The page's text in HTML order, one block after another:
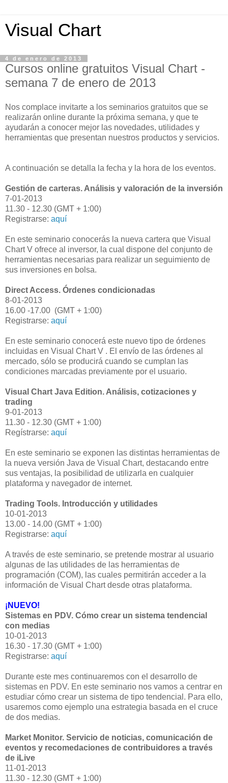
Visual Chart
4 de enero de 2013
Cursos online gratuitos Visual Chart -
semana 7 de enero de 2013
Nos complace invitarte a los seminarios gratuitos que se
realizarán online durante la próxima semana, y que te
ayudarán a conocer mejor las novedades, utilidades y
herramientas que presentan nuestros productos y servicios.
A continuación se detalla la fecha y la hora de los eventos.
Gestión de carteras. Análisis y valoración de la inversión
7-01-2013
11.30 - 12.30 (GMT + 1:00)
Registrarse: aquí
En este seminario conocerás la nueva cartera que Visual
Chart V ofrece al inversor, la cual dispone del conjunto de
herramientas necesarias para realizar un seguimiento de
sus inversiones en bolsa.
Direct Access. Órdenes condicionadas
8-01-2013
16.00 -17.00 (GMT + 1:00)
Registrarse: aquí
En este seminario conocerá este nuevo tipo de órdenes
incluidas en Visual Chart V . El envío de las órdenes al
mercado, sólo se producirá cuando se cumplan las
condiciones marcadas previamente por el usuario.
Visual Chart Java Edition. Análisis, cotizaciones y
trading
9-01-2013
11.30 - 12.30 (GMT + 1:00)
Regístrarse: aquí
En este seminario se exponen las distintas herramientas de
la nueva versión Java de Visual Chart, destacando entre
sus ventajas, la posibilidad de utilizarla en cualquier
plataforma y navegador de internet.
Trading Tools. Introducción y utilidades
10-01-2013
13.00 - 14.00 (GMT + 1:00)
Registrarse: aquí
A través de este seminario, se pretende mostrar al usuario
algunas de las utilidades de las herramientas de
programación (COM), las cuales permitirán acceder a la
información de Visual Chart desde otras plataforma.
¡NUEVO!
Sistemas en PDV. Cómo crear un sistema tendencial
con medias
10-01-2013
16.30 - 17.30 (GMT + 1:00)
Registrarse: aquí
Durante este mes continuaremos con el desarrollo de
sistemas en PDV. En este seminario nos vamos a centrar en
estudiar cómo crear un sistema de tipo tendencial. Para ello,
usaremos como ejemplo una estrategia basada en el cruce
de dos medias.
Market Monitor. Servicio de noticias, comunicación de
eventos y recomedaciones de contribuidores a través
de iLive
11-01-2013
11.30 - 12.30 (GMT + 1:00)